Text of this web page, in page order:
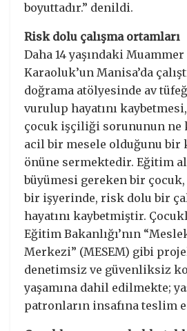
boyuttadır.” denildi.
Risk dolu çalışma ortamları
Daha 14 yaşındaki Muammer
Karaoluk’un Manisa’da
doğrama atölyesinde av
vurulup hayatını
çocuk işçiliği sorununun ne
acil bir mesele olduğunu bir
önüne sermektedir. Eğitim
büyümesi gereken bir çocuk,
bir işyerinde, risk dolu bir
hayatını kaybetmiştir.
Eğitim Bakanlığı’nın
Merkezi” (MESEM) gibi
denetimsiz ve güvenliksiz
yaşamına dahil edilmekte;
patronların insafına teslim